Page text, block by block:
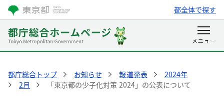
都全体で探す
都庁総合トップ お知らせ 報道発表
2024年
2月
「東京都の少子化対策 2024」の公表について